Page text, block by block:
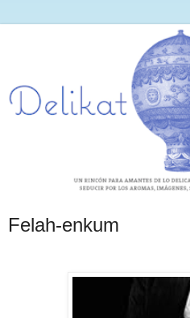
Felah-enkum